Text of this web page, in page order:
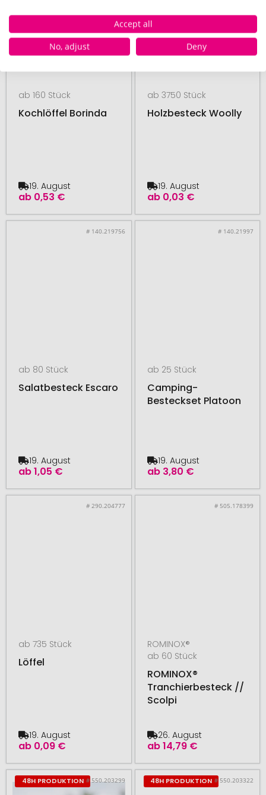
ab 160 Stück
Kochlöffel Borinda
ab 0,53 €
19. August
ab 3750 Stück
Holzbesteck Woolly
ab 0,03 €
19. August
# 140.219756
ab 80 Stück
Salatbesteck Escaro
ab1,05 €
19. August
# 140.21997
ab 25 Stück
Camping-
Besteckset Platoon
ab 3,80 €
19. August
# 290.204777
ab 735 Stück
Löffel
ab 0,09 €
19. August
# 505.178399
ROMINOX®
ab 60 Stück
ROMINOX®
Tranchierbesteck //
Scolpi
ab14,79 €
26. August
48H PRODUKTION # 550.203299 48H PRODUKTION # 550.203322
Accept all
No, adjust
Deny